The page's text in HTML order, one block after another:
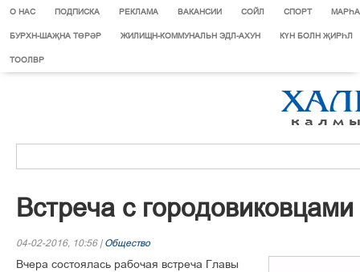
О НАС ПОДПИСКА РЕКЛАМА ВАКАНСИИ СОЙЛ СПОРТ
БУРХН-ШАҖНА ТӨРӘР ЖИЛИЩН-КОММУНАЛЬН ЭДЛ-АХУН КҮН БОЛН ҖИРҺЛ
ТООЛВР
Встреча с городовиковцами
04-02-2016, 10:56 | Общество
Вчера состоялась рабочая встреча Главы